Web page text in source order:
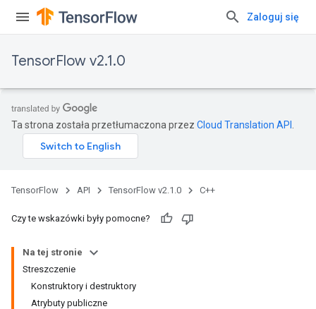
Zaloguj się
TensorFlow v2.1.0
Ta strona została przetłumaczona przez Cloud Translation API
TensorFlow API TensorFlow v2.1.0 C++
Czy te wskazówki były pomocne?
Na tej stronie
Streszczenie
Konstruktory i destruktory
Atrybuty publiczne